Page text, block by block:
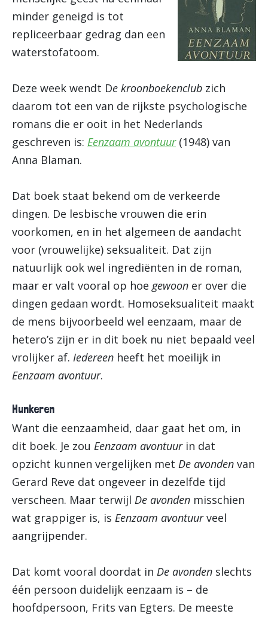
minder geneigd is tot
repliceerbaar gedrag dan een
waterstofatoom.
Deze week wendt De kroonboekenclub zich
daarom tot een van de rijkste psychologische
romans die er ooit in het Nederlands
geschreven is: Eenzaam avontuur(1948) van
Anna Blaman.
Dat boek staat bekend om de verkeerde
dingen. De lesbische vrouwen die erin
voorkomen, en in het algemeen de aandacht
voor (vrouwelijke) seksualiteit. Dat zijn
natuurlijk ook wel ingrediënten in de roman,
maar er valt vooral op hoe gewoon er over die
dingen gedaan wordt. Homoseksualiteit maakt
de mens bijvoorbeeld wel eenzaam, maar de
hetero’s zijn er in dit boek nu niet bepaald veel
vrolijker af. Iedereen heeft het moeilijk in
Eenzaam avontuur.
Hunkeren
Want die eenzaamheid, daar gaat het om, in
dit boek. Je zou Eenzaam avontuurin dat
opzicht kunnen vergelijken met De avonden van
Gerard Reve dat ongeveer in dezelfde tijd
verscheen. Maar terwijl De avonden misschien
wat grappiger is, is Eenzaam avontuurveel
aangrijpender.
Dat komt vooral doordat in De avonden slechts
één persoon duidelijk eenzaam is – de
hoofdpersoon, Frits van Egters. De meeste